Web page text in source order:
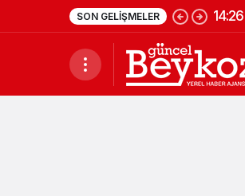
SON GELIŞMELER 14:26